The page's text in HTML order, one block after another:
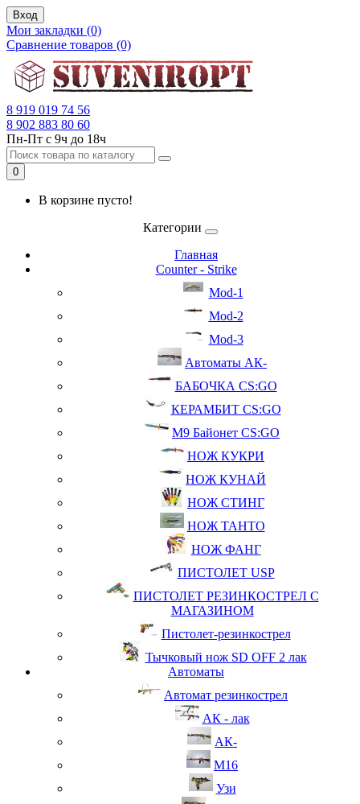
Вход
Мои закладки (0)
Сравнение товаров (0)
8 919 019 74 56
8 902 883 80 60
Пн-Пт с 9ч до 18ч
0
В корзине пусто!
Категории
Главная
Counter - Strike
Mod-1
Mod-2
Mod-3
Автоматы АК-
БАБОЧКА CS:GO
КЕРАМБИТ CS:GO
М9 Байонет CS:GO
НОЖ КУКРИ
НОЖ КУНАЙ
НОЖ СТИНГ
НОЖ ТАНТО
НОЖ ФАНГ
ПИСТОЛЕТ USP
ПИСТОЛЕТ РЕЗИНКОСТРЕЛ С
МАГАЗИНОМ
Пистолет-резинкострел
Тычковый нож SD OFF 2 лак
Автоматы
Автомат резинкострел
АК - лак
АК-
М16
Узи